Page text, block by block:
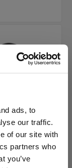
ads, to
our traffic.
of our site with
partners who
you’ve
C13 5 m
(